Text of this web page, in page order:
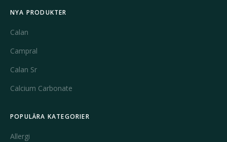
NYA PRODUKTER
Calan
Campral
Calan Sr
Calcium Carbonate
POPULÄRA KATEGORIER
Allergi